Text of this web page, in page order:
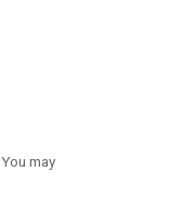
may